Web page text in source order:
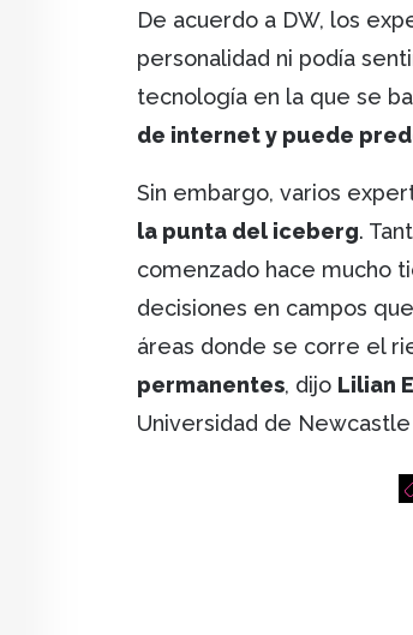
De acuerdo a DW, los
personalidad ni podía
tecnología en la que se
de internet y puede
Sin embargo, varios
la punta del iceberg.
comenzado hace mucho
decisiones en campos
áreas donde se corre el
permanentes, dijo Lilian
Universidad de